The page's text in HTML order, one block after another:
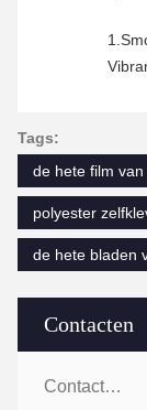
Contacten
Contacten:
Tags:
de hete film
polyester
de hete bladen